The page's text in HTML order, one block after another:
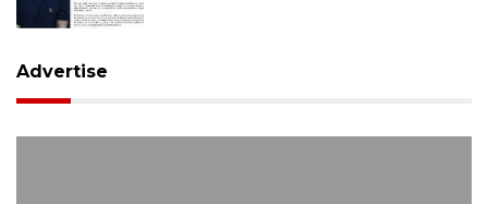
Advertise